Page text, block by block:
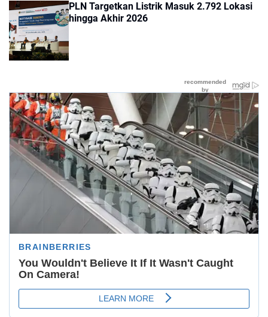
PLN Targetkan Listrik Masuk 2.792 Lokasi
hingga Akhir 2026